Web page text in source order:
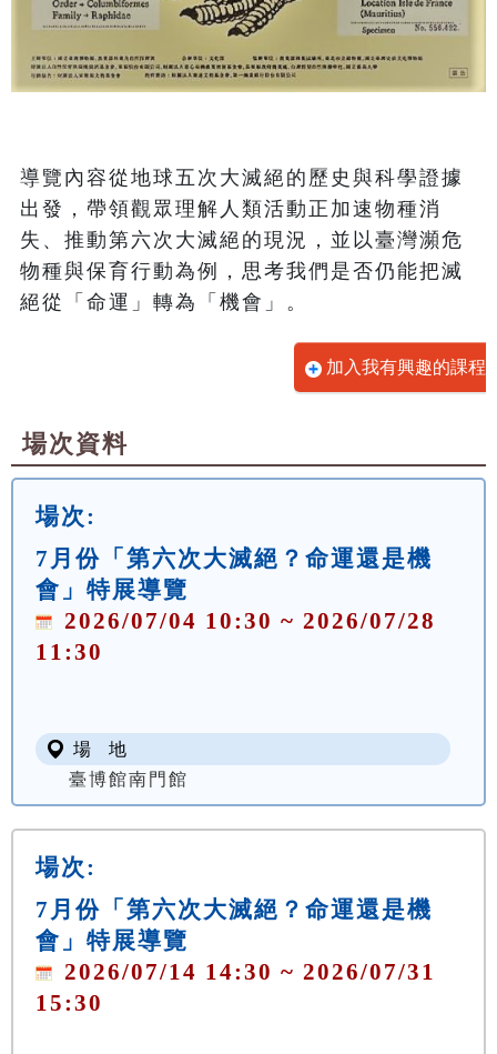
導覽內容從地球五次大滅絕的歷史與科學證據
出發，帶領觀眾理解人類活動正加速物種消
失、推動第六次大滅絕的現況，並以臺灣瀕危
物種與保育行動為例，思考我們是否仍能把滅
絕從「命運」轉為「機會」。
加入我有興趣的課程
場次資料
場次:
7月份「第六次大滅絕？命運還是機
會」特展導覽
2026/07/04 10:30 ~ 2026/07/28
11:30
場 地
臺博館南門館
場次:
7月份「第六次大滅絕？命運還是機
會」特展導覽
2026/07/14 14:30 ~ 2026/07/31
15:30